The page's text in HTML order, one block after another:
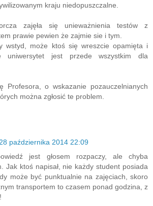
kraju niedopuszczalne.
zajęła się unieważnienia testów z
prawie pewien że zajmie sie i tym.
wstyd, może ktoś się wreszcie opamięta i
uniwersytet jest przede wszystkim dla
Profesora, o wskazanie pozauczelnianych
można zgłosić te problem.
28 października 2014 22:09
jest głosem rozpaczy, ale chyba
Jak ktoś napisał, nie każdy student posiada
może być punktualnie na zajęciach, skoro
transportem to czasem ponad godzina, z